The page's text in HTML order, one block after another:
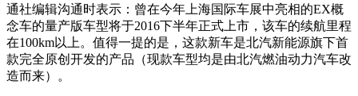
通社编辑沟通时表示：曾在今年上海国际车展中亮相的EX概
念车的量产版车型将于2016下半年正式上市，该车的续航里程
在100km以上。值得一提的是，这款新车是北汽新能源旗下首
款完全原创开发的产品（现款车型均是由北汽燃油动力汽车改
造而来）。